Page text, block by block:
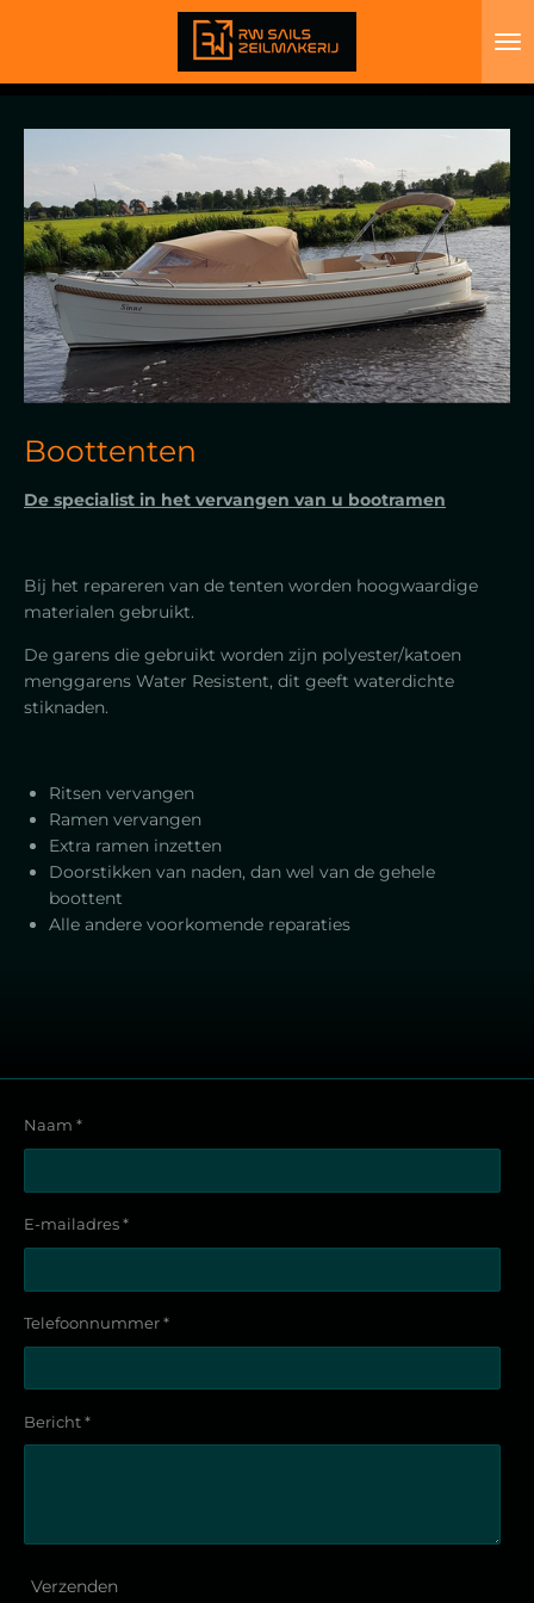
hoofdinhoud
Boottenten
De specialist in het vervangen van u bootramen
Bij het repareren van de tenten worden hoogwaardige
materialen gebruikt.
De garens die gebruikt worden zijn polyester/katoen
menggarens Water Resistent, dit geeft waterdichte
stiknaden.
Ritsen vervangen
Ramen vervangen
Extra ramen inzetten
Doorstikken van naden, dan wel van de gehele
boottent
Alle andere voorkomende reparaties
Naam *
E-mailadres *
Telefoonnummer *
Bericht *
Verzenden